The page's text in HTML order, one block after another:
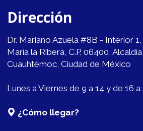
Dirección
Dr. Mariano Azuela #8B - Interior
María la Ribera, C.P. 06400, Alcaldía
Cuauhtémoc, Ciudad de México
Lunes a Viernes de 9 a 14 y de 16 a
¿Cómo llegar?